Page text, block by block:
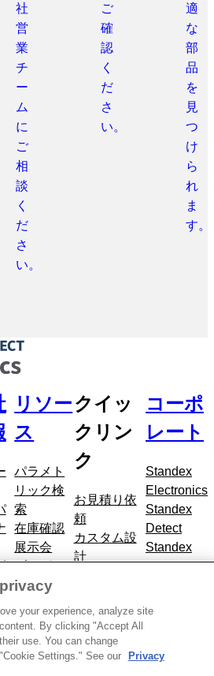
社
営
業
チ
ー
ム
に
ご
相
談
く
だ
さ
い。
ご
確
認
く
だ
さ
い。
適
な
部
品
を
見
つ
け
ら
れ
ま
す。
リソー
ス
パラメト
リック検
索
在庫確認
展示会
ブログ
クイッ
クリン
ク
お見積り依
頼
カスタム設
計
コーポ
レート
Standex
Electronics
Standex
Detect
Standex
Edge
リシー個人情報を販売しない
your experience, analyze site
By clicking "Accept All
use. You can change
Settings." See our
Privacy